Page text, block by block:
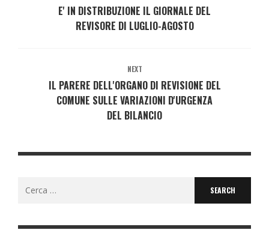
E' IN DISTRIBUZIONE IL GIORNALE DEL
REVISORE DI LUGLIO-AGOSTO
NEXT
IL PARERE DELL'ORGANO DI REVISIONE DEL
COMUNE SULLE VARIAZIONI D'URGENZA
DEL BILANCIO